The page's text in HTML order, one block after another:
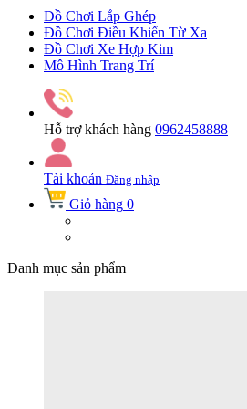
Đồ Chơi Lắp Ghép
Đồ Chơi Điều Khiển Từ Xa
Đồ Chơi Xe Hợp Kim
Mô Hình Trang Trí
Hỗ trợ khách hàng 0962458888
Tài khoản Đăng nhập
Giỏ hàng 0
Danh mục sản phẩm